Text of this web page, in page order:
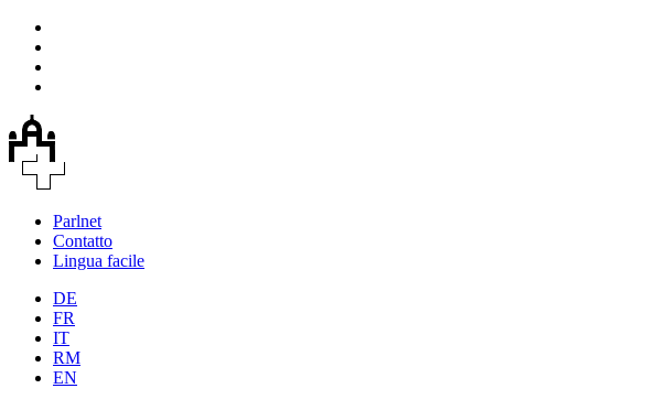
Parlnet
Contatto
Lingua facile
DE
FR
IT
RM
EN